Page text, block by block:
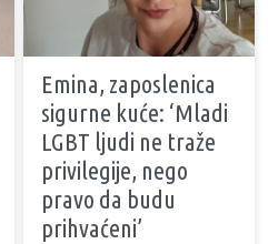
Emina, zaposlenica
sigurne kuće: ‘Mladi
LGBT ljudi ne traže
privilegije, nego
pravo da budu
prihvaćeni’